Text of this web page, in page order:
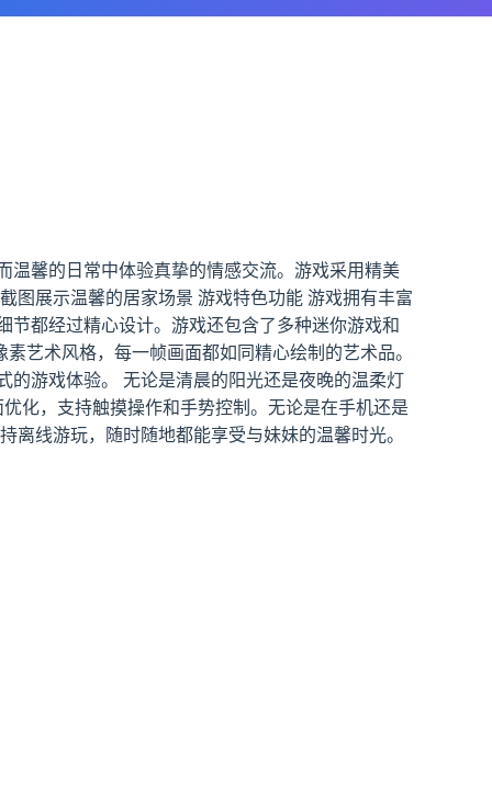
温馨的日常中体验真挚的情感交流。游戏采用精美
图展示温馨的居家场景 游戏特色功能 游戏拥有丰富
都经过精心设计。游戏还包含了多种迷你游戏和
艺术风格，每一帧画面都如同精心绘制的艺术品。
游戏体验。 无论是清晨的阳光还是夜晚的温柔灯
化，支持触摸操作和手势控制。无论是在手机还是
线游玩，随时随地都能享受与妹妹的温馨时光。